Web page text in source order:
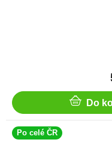
Do
Po celé ČR